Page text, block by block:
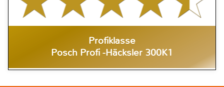
Profiklasse
Posch Profi -Häcksler 300K1